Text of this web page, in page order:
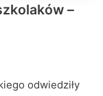
–
odwiedziły